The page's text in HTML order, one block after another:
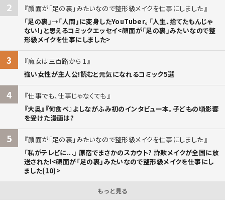
2
顔面が「足の裏」みたいなので整形級メイクを仕事にしました
「足の裏」→「人間」に変身したYouTuber。「人生、捨てたもんじゃ
ない!」と思えるコミックエッセイ<顔面が「足の裏」みたいなので整
形級メイクを仕事にしました>
3
魔女は三百路から 1
強い女性が主人公!読むと元気になれるコミック5選
4
仕事でも、仕事じゃなくても
『大奥』『何食べ』よしながふみ初のインタビュー本。子どもの頃影響
を受けた漫画は?
5
顔面が「足の裏」みたいなので整形級メイクを仕事にしました
「私がテレビに...」 原宿でまさかのスカウト? 詐欺メイクが全国に放
送された!<顔面が「足の裏」みたいなので整形級メイクを仕事にし
ました(10)>
もっと見る